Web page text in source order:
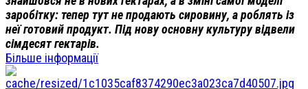
заробітку: тепер тут не продають сировину, а роблять із
неї готовий продукт. Під нову основну культуру відвели
сімдесят гектарів.
Більше інформації